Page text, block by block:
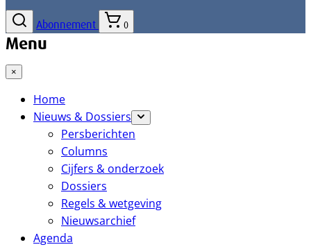
Abonnement 0
Menu
×
Home
Nieuws & Dossiers
Persberichten
Columns
Cijfers & onderzoek
Dossiers
Regels & wetgeving
Nieuwsarchief
Agenda